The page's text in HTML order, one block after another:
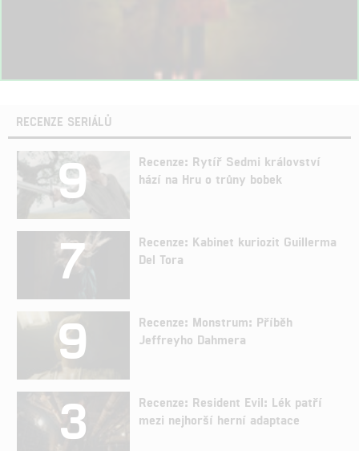
RECENZE SERIÁLŮ
9
Recenze: Rytíř Sedmi království
hází na Hru o trůny bobek
7
Recenze: Kabinet kuriozit Guillerma
Del Tora
9
Recenze: Monstrum: Příběh
Jeffreyho Dahmera
3
Recenze: Resident Evil: Lék patří
mezi nejhorší herní adaptace